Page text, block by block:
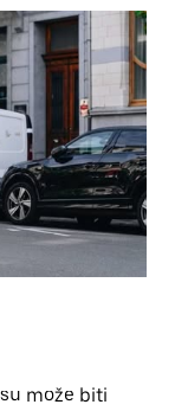
može biti